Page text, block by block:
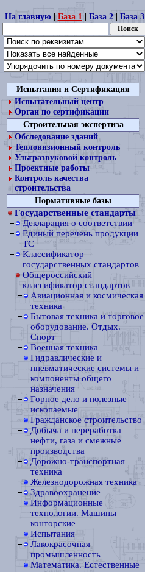
На главную| База 1| База 2| База 3
Испытания и Сертификация
Испытательный центр
Орган по сертификации
Строительная экспертиза
Обследование зданий
Тепловизионный контроль
Ультразвуковой контроль
Проектные работы
Контроль качества
строительства
Нормативные базы
Государственные стандарты
Декларация о соответствии
Единый перечень продукции
ТС
Классификатор
государственных стандартов
Общероссийский
классификатор стандартов
Авиационная и космическая
техника
Бытовая техника и торговое
оборудование. Отдых.
Спорт
Военная техника
Гидравлические и
пневматические системы и
компоненты общего
назначения
Горное дело и полезные
ископаемые
Гражданское строительство
Добыча и переработка
нефти, газа и смежные
производства
Дорожно-транспортная
техника
Железнодорожная техника
Здравоохранение
Информационные
технологии. Машины
конторские
Испытания
Лакокрасочная
промышленность
Математика. Естественные